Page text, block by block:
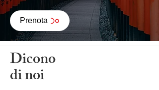
Prenota
Dicono
di noi